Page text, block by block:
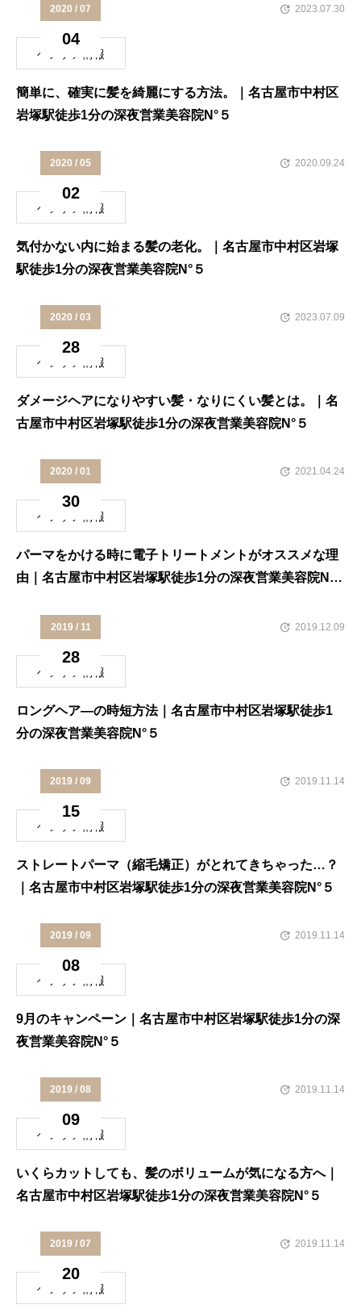
2020 / 07
04
2023.07.30
ヘアケア情報
簡単に、確実に髪を綺麗にする方法。｜名古屋市中村区
岩塚駅徒歩1分の深夜営業美容院N°５
2020 / 05
02
2020.09.24
ヘアケア情報
気付かない内に始まる髪の老化。｜名古屋市中村区岩塚
駅徒歩1分の深夜営業美容院N°５
2020 / 03
28
2023.07.09
ヘアケア情報
ダメージヘアになりやすい髪・なりにくい髪とは。｜名
古屋市中村区岩塚駅徒歩1分の深夜営業美容院N°５
2020 / 01
30
2021.04.24
ヘアケア情報
パーマをかける時に電子トリートメントがオススメな理
由｜名古屋市中村区岩塚駅徒歩1分の深夜営業美容院N°
2019 / 11
28
2019.12.09
ヘアケア情報
ロングヘア―の時短方法｜名古屋市中村区岩塚駅徒歩1
分の深夜営業美容院N°５
2019 / 09
15
2019.11.14
ヘアケア情報
ストレートパーマ（縮毛矯正）がとれてきちゃった…？
｜名古屋市中村区岩塚駅徒歩1分の深夜営業美容院N°５
2019 / 09
08
2019.11.14
ヘアケア情報
9月のキャンペーン｜名古屋市中村区岩塚駅徒歩1分の深
夜営業美容院N°５
2019 / 08
09
2019.11.14
ヘアケア情報
いくらカットしても、髪のボリュームが気になる方へ｜
名古屋市中村区岩塚駅徒歩1分の深夜営業美容院N°５
2019 / 07
20
2019.11.14
ヘアケア情報